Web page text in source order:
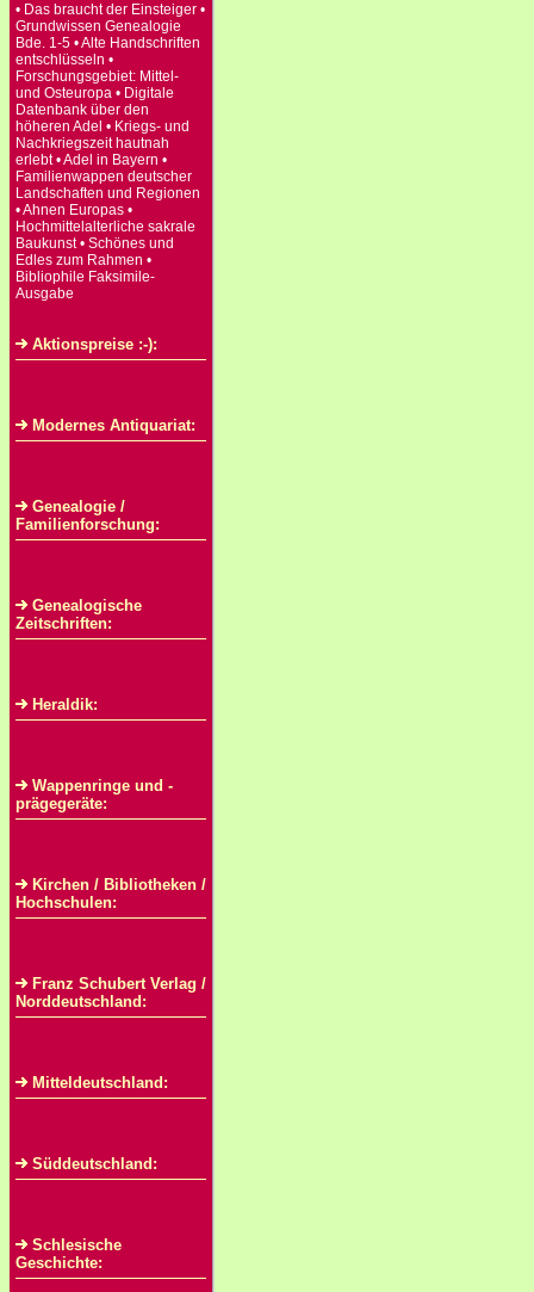
• Das braucht der Einsteiger •
Grundwissen Genealogie
Bde. 1-5 • Alte Handschriften
entschlüsseln •
Forschungsgebiet: Mittel-
und Osteuropa • Digitale
Datenbank über den
höheren Adel • Kriegs- und
Nachkriegszeit hautnah
erlebt • Adel in Bayern •
Familienwappen deutscher
Landschaften und Regionen
• Ahnen Europas •
Hochmittelalterliche sakrale
Baukunst • Schönes und
Edles zum Rahmen •
Bibliophile Faksimile-
Ausgabe
Aktionspreise :-):
Modernes Antiquariat:
Genealogie /
Familienforschung:
Genealogische
Zeitschriften:
Heraldik:
Wappenringe und -
prägegeräte:
Kirchen / Bibliotheken /
Hochschulen:
Franz Schubert Verlag /
Norddeutschland:
Mitteldeutschland:
Süddeutschland:
Schlesische
Geschichte: